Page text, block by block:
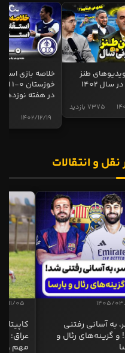
طنز
سال 1402
7375 بازدید
خلاصه بازی
در هفته نوزدهم
1402/12/19
و انتقالات
1405/
به آسانی رفتنی
گزینه‌های رئال و
11/05
عراق:
مهم و